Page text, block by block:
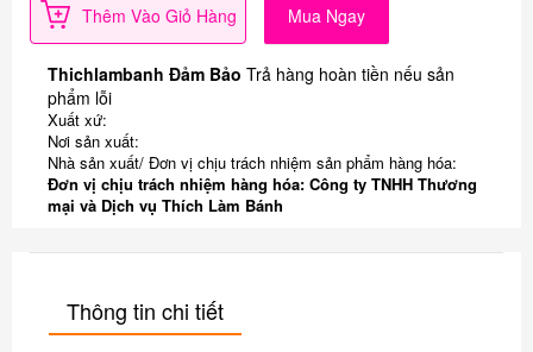
Thêm Vào Giỏ Hàng Mua Ngay
Thichlambanh Đảm Bảo Trả hàng hoàn tiền nếu sản
phẩm lỗi
Xuất xứ:
Nơi sản xuất:
Nhà sản xuất/ Đơn vị chịu trách nhiệm sản phẩm hàng hóa:
Đơn vị chịu trách nhiệm hàng hóa: Công ty TNHH Thương
mại và Dịch vụ Thích Làm Bánh
Thông tin chi tiết